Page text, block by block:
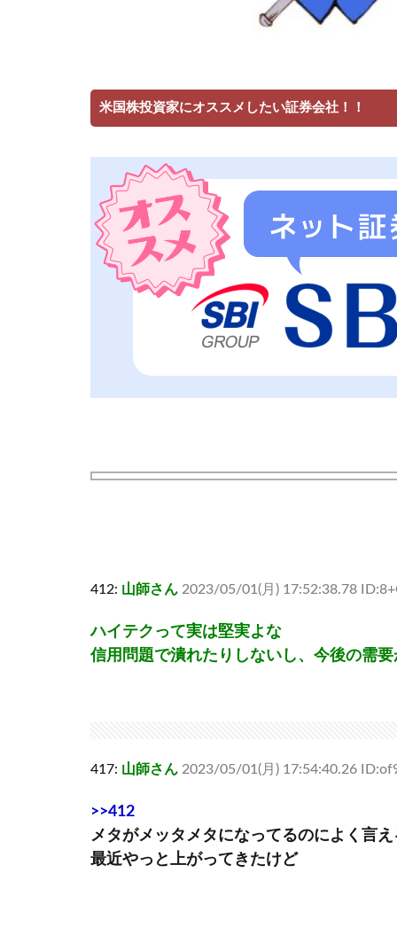
米国株投資家にオススメしたい証券会社！！
412: 山師さん 2023/05/01(月) 17:52:38.78
ハイテクって実は堅実よな
信用問題で潰れたりしないし、今後の需
417: 山師さん 2023/05/01(月) 17:54:40.26
>>412
メタがメッタメタになってるのによく言え
最近やっと上がってきたけど